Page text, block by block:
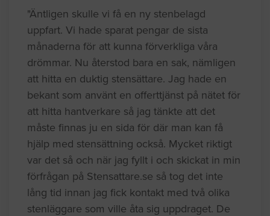
"Äntligen skulle vi få en ny stenbelagd
uppfart. Vi hade sparat pengar de sista
månaderna för att kunna förverkliga våra
drömmar. Nu återstod bara en sak, nämligen
att hitta en duktig stensättare. Jag hade en
bekant som använt en offerttjänst på nätet för
att hitta hantverkare så jag tänkte att det
måste finnas ju en sida för där man kan få
hjälp med stensättning också. Mycket riktigt
var det så och när jag fyllt i och skickat in min
förfrågan på Stensattare.se så tog det inte
lång tid innan jag fick kontakt med två olika
stenläggare som ville åta sig uppdraget. De